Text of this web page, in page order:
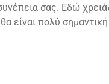
σας. Εδώ
είναι πολύ